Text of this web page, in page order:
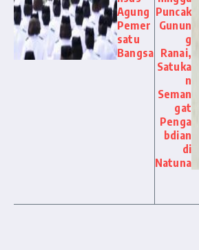
Agung
Pemer
satu
Bangsa
Puncak
Gunun
g
Ranai,
Satuka
n
Seman
gat
Penga
bdian
di
Natuna